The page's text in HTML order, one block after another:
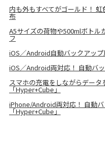
内も外もすべてがゴールド！
布
A5サイズの荷物や500mlボトル
フ
iOS／Android自動バックアップ
iOS／Android両対応！ 自動バ
スマホの充電をしながらデー
「Hyper+Cube」
iPhone/Android両対応！ 自動
「Hyper+Cube」